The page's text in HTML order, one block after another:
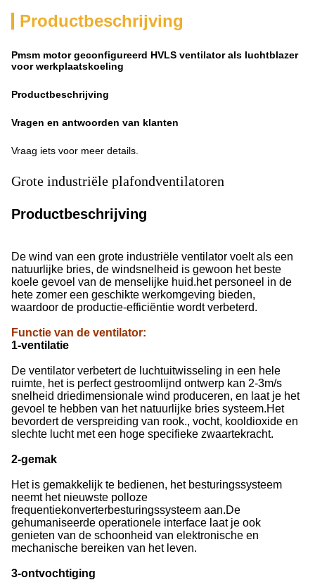
Productbeschrijving
Pmsm motor geconfigureerd HVLS ventilator als luchtblazer
voor werkplaatskoeling
Productbeschrijving
Vragen en antwoorden van klanten
Vraag iets voor meer details.
Grote industriële plafondventilatoren
Productbeschrijving
De wind van een grote industriële ventilator voelt als een
natuurlijke bries, de windsnelheid is gewoon het beste
koele gevoel van de menselijke huid.het personeel in de
hete zomer een geschikte werkomgeving bieden,
waardoor de productie-efficiëntie wordt verbeterd.
Functie van de ventilator:
1-ventilatie
De ventilator verbetert de luchtuitwisseling in een hele
ruimte, het is perfect gestroomlijnd ontwerp kan 2-3m/s
snelheid driedimensionale wind produceren, en laat je het
gevoel te hebben van het natuurlijke bries systeem.Het
bevordert de verspreiding van rook., vocht, kooldioxide en
slechte lucht met een hoge specifieke zwaartekracht.
2-gemak
Het is gemakkelijk te bedienen, het besturingssysteem
neemt het nieuwste polloze
frequentiekonverterbesturingssysteem aan.De
gehumaniseerde operationele interface laat je ook
genieten van de schoonheid van elektronische en
mechanische bereiken van het leven.
3-ontvochtiging